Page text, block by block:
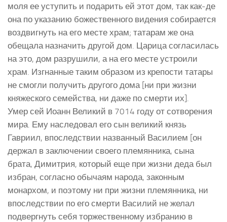
моля ее уступить и подарить ей этот дом, так как-де
она по указанию божественного видения собирается
воздвигнуть на его месте храм; татарам же она
обещала назначить другой дом. Царица согласилась
на это, дом разрушили, а на его месте устроили
храм. Изгнанные таким образом из крепости татары
не смогли получить другого дома [ни при жизни
княжеского семейства, ни даже по смерти их].
Умер сей Иоанн Великий в 7014 году от сотворения
мира. Ему наследовал его сын великий князь
Гавриил, впоследствии названный Василием [он
держал в заключении своего племянника, сына
брата, Димитрия, который еще при жизни деда был
избран, согласно обычаям народа, законным
монархом, и поэтому ни при жизни племянника, ни
впоследствии по его смерти Василий не желал
подвергнуть себя торжественному избранию в